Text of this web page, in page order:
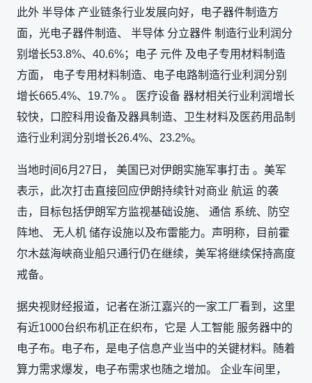
此外 半导体 产业链条行业发展向好，电子器件制造方
面，光电子器件制造、 半导体 分立器件 制造行业利润分
别增长53.8%、40.6%；电子 元件 及电子专用材料制造
方面， 电子专用材料制造、电子电路制造行业利润分别
增长665.4%、19.7% 。 医疗设备 器材相关行业利润增长
较快，口腔科用设备及器具制造、卫生材料及医药用品制
造行业利润分别增长26.4%、23.2%。
当地时间6月27日， 美国已对伊朗实施军事打击 。美军
表示，此次打击直接回应伊朗持续针对商业 航运 的袭
击，目标包括伊朗军方监视基础设施、 通信 系统、防空
阵地、 无人机 储存设施以及布雷能力。声明称，目前霍
尔木兹海峡商业船只通行仍在继续，美军将继续保持高度
戒备。
据央视财经报道，记者在浙江嘉兴的一家工厂看到，这里
有近1000台织布机正在织布，它是 人工智能 服务器中的
电子布。电子布，是电子信息产业当中的关键材料。随着
算力需求爆发，电子布需求也随之增加。 企业车间里，